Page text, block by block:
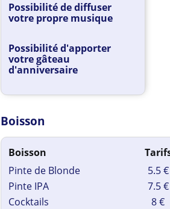
Possibilité de diffuser
votre propre musique
Possibilité d'apporter
votre gâteau
d'anniversaire
Boisson
Boisson
Pinte de Blonde
5.5 €
Pinte IPA
7.5 €
Cocktails
8 €